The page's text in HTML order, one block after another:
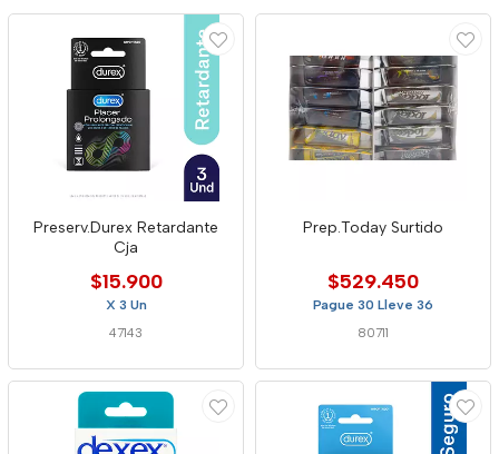
Preserv.Durex Retardante
Cja
$15.900
X 3 Un
47143
Prep.Today Surtido
$529.450
Pague 30 Lleve 36
80711